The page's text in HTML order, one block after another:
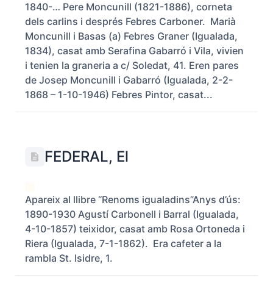
1840-… Pere Moncunill (1821-1886), corneta
dels carlins i després Febres Carboner. Marià
Moncunill i Basas (a) Febres Graner (Igualada,
1834), casat amb Serafina Gabarró i Vila, vivien
i tenien la graneria a c/ Soledat, 41. Eren pares
de Josep Moncunill i Gabarró (Igualada, 2-2-
1868 – 1-10-1946) Febres Pintor, casat...
FEDERAL, El
Apareix al llibre “Renoms igualadins”Anys d’ús:
1890-1930 Agustí Carbonell i Barral (Igualada,
4-10-1857) teixidor, casat amb Rosa Ortoneda i
Riera (Igualada, 7-1-1862). Era cafeter a la
rambla St. Isidre, 1.